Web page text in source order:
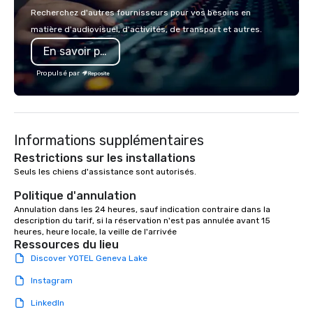
or walk away with a
innovation playbook,
the Valley. Ideal for
seniority, and
Recherchez d'autres fournisseurs pour vos besoins en
matière d'audiovisuel, d'activités, de transport et autres.
En savoir plus
Propulsé par
Informations supplémentaires
Restrictions sur les installations
Seuls les chiens d'assistance sont autorisés.
Politique d'annulation
Annulation dans les 24 heures, sauf indication contraire dans la
description du tarif, si la réservation n'est pas annulée avant 15
heures, heure locale, la veille de l'arrivée
Ressources du lieu
Discover YOTEL Geneva Lake
Instagram
LinkedIn